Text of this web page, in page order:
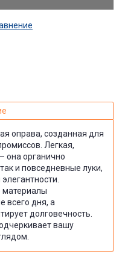
оправа, созданная для
Легкая,
она органично
и повседневные луки,
материалы
всего дня, а
долговечность.
вашу